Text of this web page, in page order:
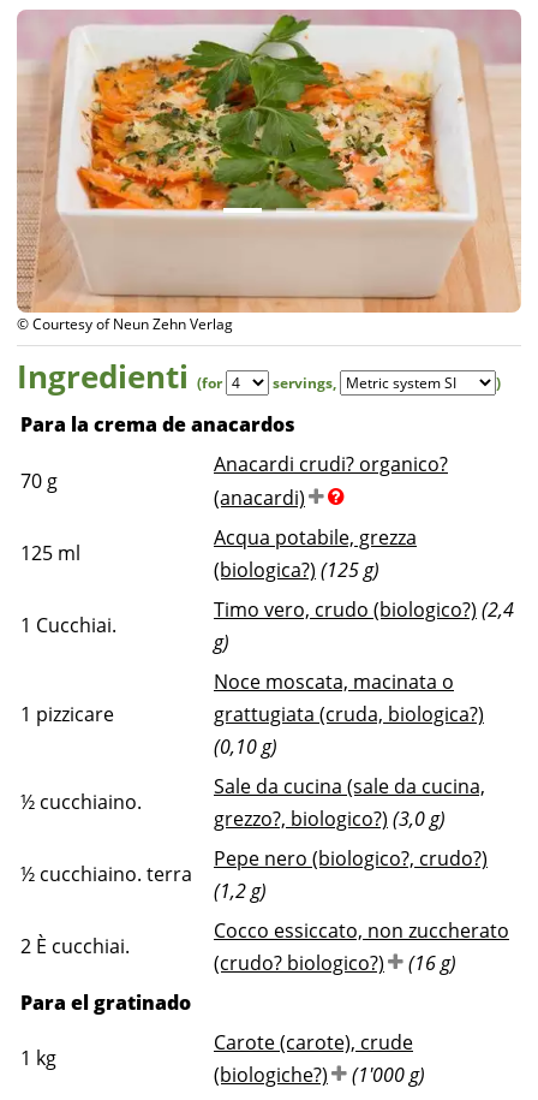
Ingredienti (for servings, )
Para la crema de anacardos
70 g
Anacardi crudi? organico?
(anacardi)
125 ml
Acqua potabile, grezza
(biologica?) (125 g)
1 Cucchiai.
Timo vero, crudo (biologico?) (2,4
g)
1 pizzicare
Noce moscata, macinata o
grattugiata (cruda, biologica?)
(0,10 g)
½ cucchiaino.
Sale da cucina (sale da cucina,
grezzo?, biologico?) (3,0 g)
½ cucchiaino. terra
Pepe nero (biologico?, crudo?)
(1,2 g)
2 È cucchiai.
Cocco essiccato, non zuccherato
(crudo? biologico?)
(16 g)
Para el gratinado
1 kg
Carote (carote), crude
(biologiche?)
(1'000 g)